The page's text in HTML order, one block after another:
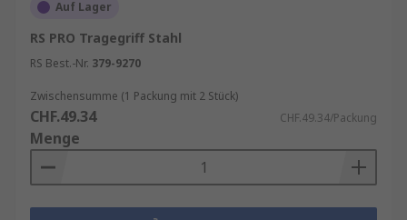
Auf Lager
RS PRO Tragegriff Stahl
RS Best.-Nr. 379-9270
Zwischensumme (1 Packung mit 2 Stück)
CHF.49.34 CHF.49.34/Packung
Menge